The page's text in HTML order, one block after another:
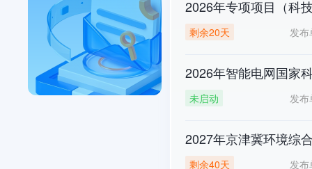
2026年专项项目（科
剩余20天 发
2026年智能电网国家
未启动 发
2027年京津冀环境综
剩余40天 发